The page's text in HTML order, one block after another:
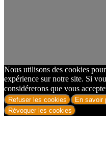
Nous utilisons des cookies
expérience sur notre site. Si
considérerons que vous
Refuser les cookies
En savoir
Révoquer les cookies